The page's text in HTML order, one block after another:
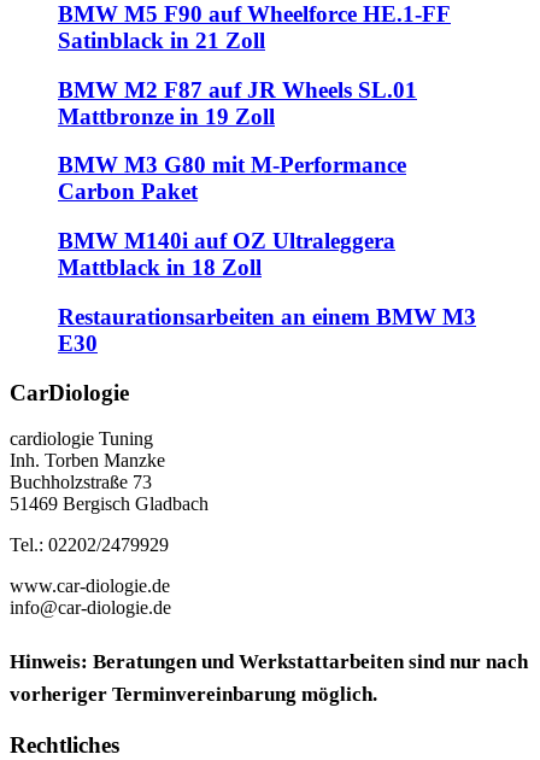
BMW M5 F90 auf Wheelforce HE.1-FF
Satinblack in 21 Zoll
BMW M2 F87 auf JR Wheels SL.01
Mattbronze in 19 Zoll
BMW M3 G80 mit M-Performance
Carbon Paket
BMW M140i auf OZ Ultraleggera
Mattblack in 18 Zoll
Restaurationsarbeiten an einem BMW M3
E30
CarDiologie
cardiologie Tuning
Inh. Torben Manzke
Buchholzstraße 73
51469 Bergisch Gladbach
Tel.: 02202/2479929
www.car-diologie.de
info@car-diologie.de
Hinweis: Beratungen und Werkstattarbeiten sind nur nach
vorheriger Terminvereinbarung möglich.
Rechtliches